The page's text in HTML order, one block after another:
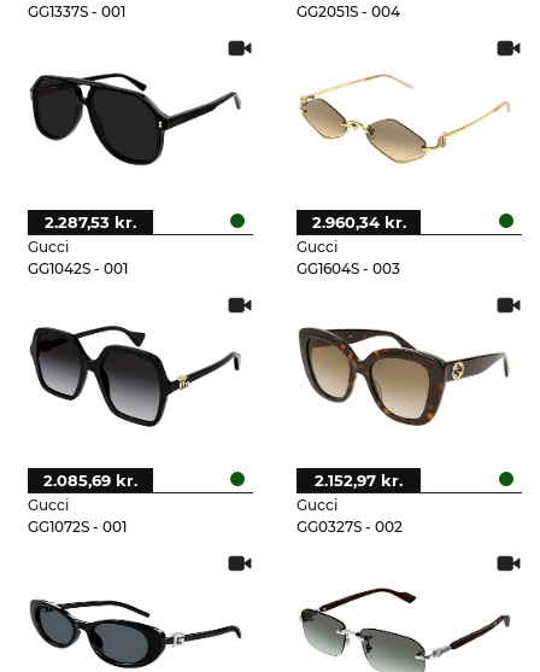
GG1337S - 001
GG2051S - 004
Gucci
GG1042S - 001
2.287,53 kr.
Gucci
GG1604S - 003
2.960,34 kr.
Gucci
GG1072S - 001
2.085,69 kr.
Gucci
GG0327S - 002
2.152,97 kr.